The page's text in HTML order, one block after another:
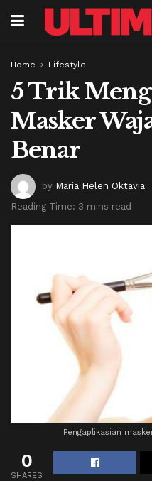
Home Lifestyle
5 Trik
Masker
Benar
by Maria Helen Oktavia
Reading Time: 3 mins read
Pengaplikasian
0
SHARES